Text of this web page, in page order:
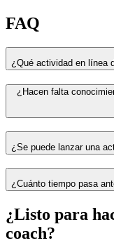
FAQ
¿Qué actividad en línea
¿Hacen falta
¿Se puede lanzar una
¿Cuánto tiempo pasa
¿Listo para
coach?